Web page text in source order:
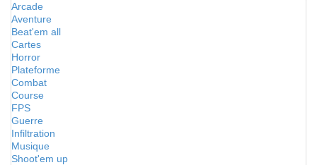
Arcade
Aventure
Beat'em all
Cartes
Horror
Plateforme
Combat
Course
FPS
Guerre
Infiltration
Musique
Shoot'em up